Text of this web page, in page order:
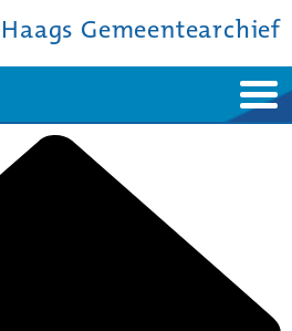
Haags Gemeentearchief